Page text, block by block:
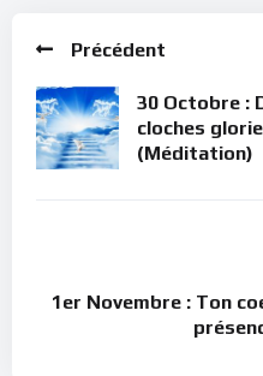
Précédent
30 Octobre :
cloches
(Méditation)
1er Novembre : Ton